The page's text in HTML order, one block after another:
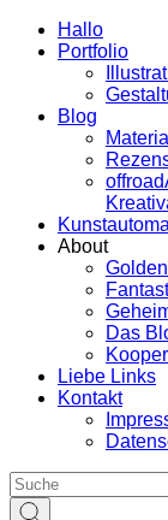
Hallo
Portfolio
Blog
About
Das
Liebe Links
Kontakt